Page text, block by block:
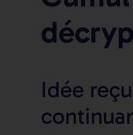
Idée